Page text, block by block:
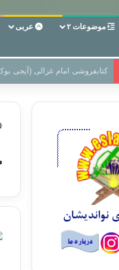
موضوعات ۲ عربی
سر دفتر فساد در زمین‌، دوری